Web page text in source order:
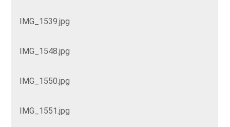
IMG_1539.jpg
IMG_1548.jpg
IMG_1550.jpg
IMG_1551.jpg